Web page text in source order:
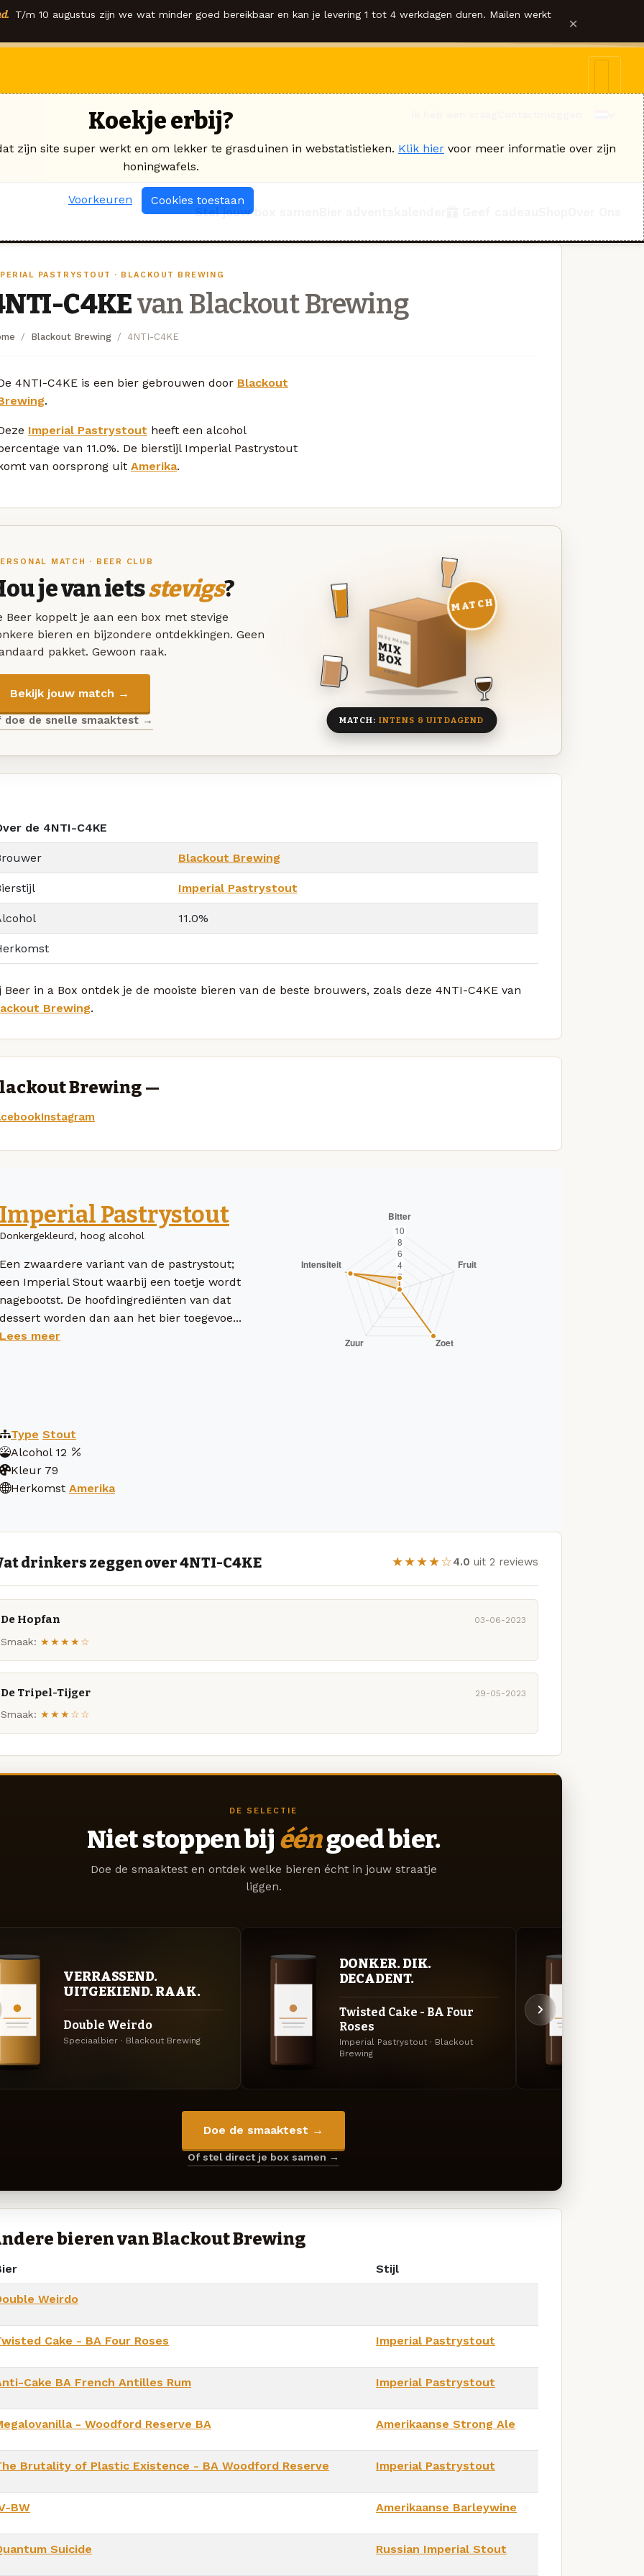
T/m 10 augustus zijn we wat minder goed bereikbaar en kan je levering 1 tot 4 werkdagen duren. Mailen werkt ×
Stel jouw box samen
PASTRYSTOUT · BLACKOUT BREWING
C4KEvan Blackout Brewing
Blackout Brewing 4NTI-C4KE
4NTI-C4KE is een bier gebrouwen door Blackout
.
Imperial Pastrystout heeft een alcohol
van 11.0%. De bierstijl Imperial Pastrystout
van oorsprong uit Amerika.
MATCH · BEER CLUB
je van ietsstevigs?
Beer koppelt je aan een box met stevige
bieren en bijzondere ontdekkingen. Geen
pakket. Gewoon raak.
Bekijk jouw match →
doe de snelle smaaktest →
DEZE MAAND
MIX
BOX
8 BIEREN
MATCH
MATCH: INTENS & UITDAGEND
de 4NTI-C4KE
Blackout Brewing
Imperial Pastrystout
11.0%
Beer in a Box ontdek je de mooiste bieren van de beste brouwers, zoals deze 4NTI-C4KE van
Brewing.
Brewing —
Instagram
Imperial Pastrystout
Donkergekleurd, hoog alcohol
Een zwaardere variant van de pastrystout;
een Imperial Stout waarbij een toetje wordt
nagebootst. De hoofdingrediënten van dat
dessert worden dan aan het bier toegevoe...
Lees meer
Type Stout
Alcohol 12
Kleur 79
Herkomst Amerika
drinkers zeggen over 4NTI-C4KE ★★★★☆4.0 uit 2 reviews
De Hopfan 03-06-2023
Smaak: ★★★★☆
De Tripel-Tijger 29-05-2023
Smaak: ★★★☆☆
DE SELECTIE
Niet stoppen bij ééngoed bier.
Doe de smaaktest en ontdek welke bieren écht in jouw straatje
liggen.
VERRASSEND.
UITGEKIEND. RAAK.
Double Weirdo
Speciaalbier · Blackout Brewing
DONKER. DIK.
DECADENT.
Twisted Cake - BA Four
Roses
Imperial Pastrystout · Blackout
Brewing
Doe de smaaktest →
Of stel direct je box samen →
bieren van Blackout Brewing
Stijl
Weirdo
Cake - BA Four Roses Imperial Pastrystout
Cake BA French Antilles Rum Imperial Pastrystout
- Woodford Reserve BA Amerikaanse Strong Ale
Brutality of Plastic Existence - BA Woodford Reserve Imperial Pastrystout
BW Amerikaanse Barleywine
Suicide Russian Imperial Stout
Koekje erbij?
zijn site super werkt en om lekker te grasduinen in webstatistieken. Klik hier voor meer informatie over zijn
honingwafels.
Voorkeuren Cookies toestaan